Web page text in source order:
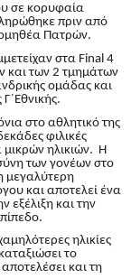
σε κορυφαία
πριν από
Πατρών.
στα Final 4
και των 2 τμημάτων
ομάδας και
στο αθλητικό της
φιλικές
μικρών ηλικιών. Η
των γονέων στο
μεγαλύτερη
και αποτελεί ένα
εξέλιξη και την
ηλικίες
το
και τη